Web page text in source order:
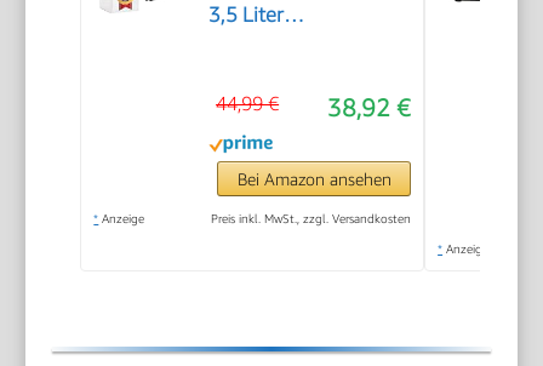
3,5 Liter
Temperaturregler Bis
190 °C, Teilweise
Spülmaschinengeeignet,
2000 Watt, Schwarz,
38,92 €
44,99 €
Bei Amazon ansehen
* Anzeige Preis inkl. MwSt., zzgl. Versandkosten
* Anzeige